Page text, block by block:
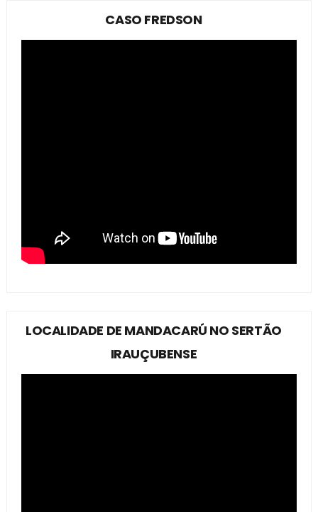
CASO FREDSON
LOCALIDADE DE MANDACARÚ NO SERTÃO
IRAUÇUBENSE